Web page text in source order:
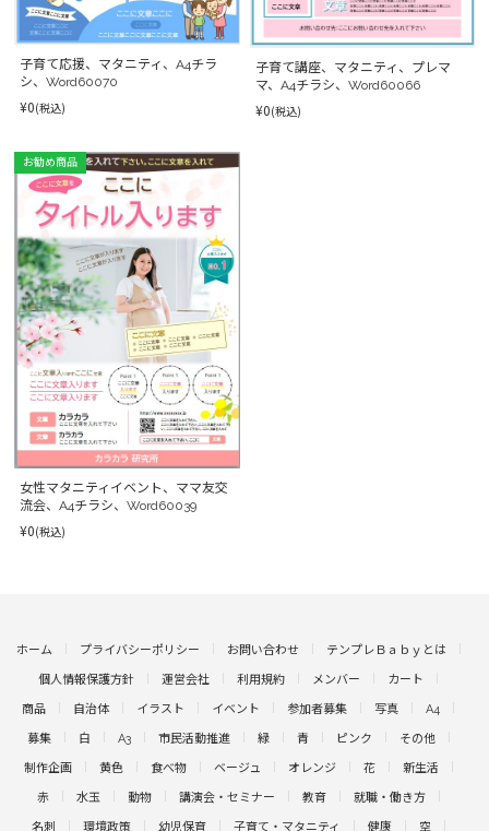
子育て応援、マタニティ、A4チラ
シ、Word60070
¥0(税込)
子育て講座、マタニティ、プレマ
マ、A4チラシ、Word60066
¥0(税込)
お勧め商品
女性マタニティイベント、ママ友交
流会、A4チラシ、Word60039
¥0(税込)
ホーム プライバシーポリシー お問い合わせ テンプレＢａｂｙとは
個人情報保護方針 運営会社 利用規約 メンバー カート
商品 自治体 イラスト イベント 参加者募集 写真 A4
募集 白 A3 市民活動推進 緑 青 ピンク その他
制作企画 黄色 食べ物 ベージュ オレンジ 花 新生活
赤 水玉 動物 講演会・セミナー 教育 就職・働き方
名刺 環境政策 幼児保育 子育て・マタニティ 健康 空